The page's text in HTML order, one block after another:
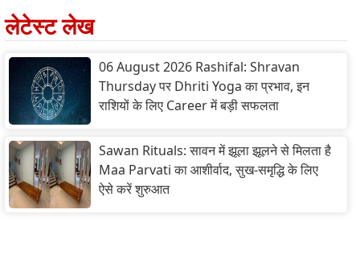
लेटेस्ट लेख
06 August 2026 Rashifal: Shravan
Thursday पर Dhriti Yoga का प्रभाव, इन
राशियों के लिए Career में बड़ी सफलता
Sawan Rituals: सावन में झूला झूलने से मिलता है
Maa Parvati का आशीर्वाद, सुख-समृद्धि के लिए
ऐसे करें शुरुआत